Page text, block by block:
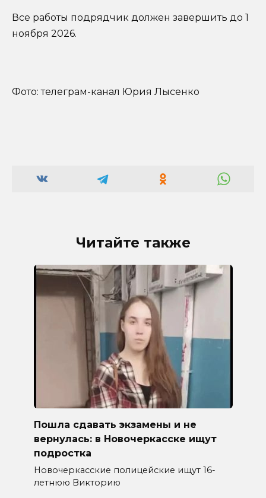
Все работы подрядчик должен завершить до 1
ноября 2026.
Фото: телеграм-канал Юрия Лысенко
Читайте также
Пошла сдавать экзамены и не
вернулась: в Новочеркасске ищут
подростка
Новочеркасские полицейские ищут 16-
летнюю Викторию